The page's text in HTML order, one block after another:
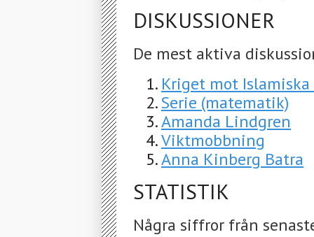
DISKUSSIONER
De mest aktiva
Kriget mot
Serie (matematik)
Amanda Lindgren
Viktmobbning
Anna Kinberg Batra
STATISTIK
Några siffror från